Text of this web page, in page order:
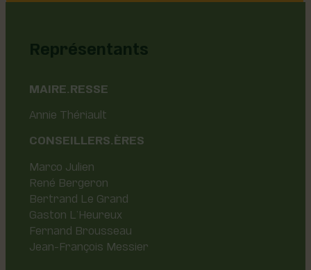
Représentants
MAIRE.RESSE
Annie Thériault
CONSEILLERS.ÈRES
Marco Julien
René Bergeron
Bertrand Le Grand
Gaston L’Heureux
Fernand Brousseau
Jean-François Messier